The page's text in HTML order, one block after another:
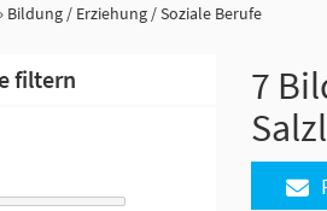
Bildung / Erziehung / Soziale Berufe
filtern
7